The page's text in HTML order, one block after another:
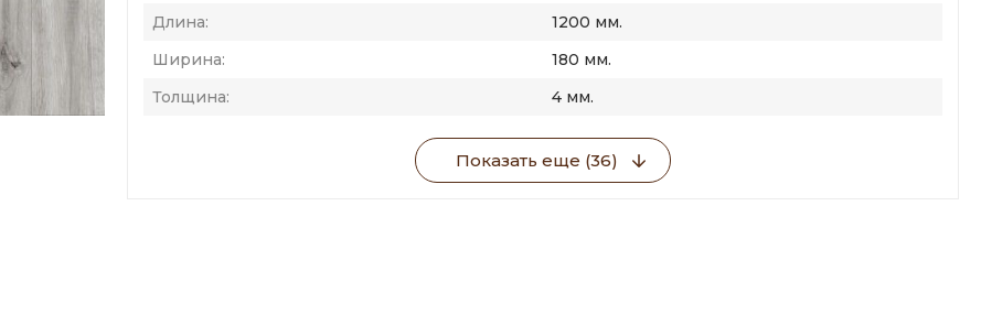
Длина:
1200 мм.
Ширина:
180 мм.
Толщина:
4 мм.
Показать еще (36)